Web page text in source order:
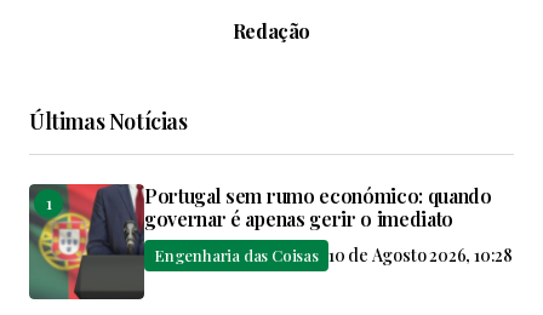
Redação
Últimas Notícias
Portugal sem rumo económico: quando
governar é apenas gerir o imediato
Engenharia das Coisas 10 de Agosto 2026, 10:28